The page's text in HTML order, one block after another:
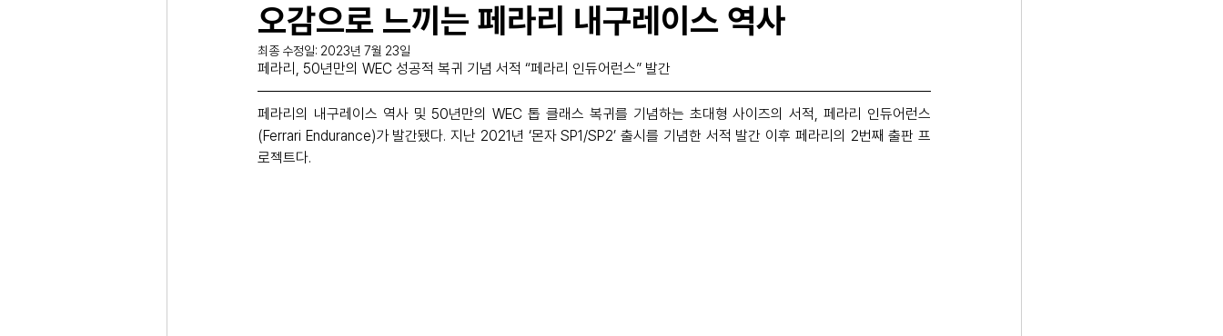
오감으로 느끼는 페라리 내구레이스 역사
최종 수정일: 2023년 7월 23일
페라리, 50년만의 WEC 성공적 복귀 기념 서적 “페라리 인듀어런스” 발간
페라리의 내구레이스 역사 및 50년만의 WEC 톱 클래스 복귀를 기념하는 초대형 사이즈의 서적, 페라리 인듀어런스
(Ferrari Endurance)가 발간됐다. 지난 2021년 ‘몬자 SP1/SP2’ 출시를 기념한 서적 발간 이후 페라리의 2번째 출판 프
로젝트다.